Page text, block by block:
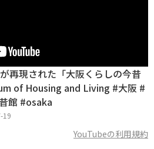
再現された「大阪くらしの今昔
of Housing and Living #大阪 #
館 #osaka
19
YouTubeの利用規約